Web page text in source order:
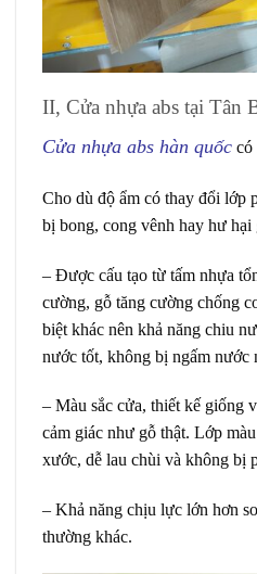
II, Cửa nhựa abs tại Tân
Cửa nhựa abs hàn quốc có
Cho dù độ ẩm có thay đổi lớp
bị bong, cong vênh hay hư hại
– Được cấu tạo từ tấm nhựa
cường, gỗ tăng cường chống
biệt khác nên khả năng chiu
nước tốt, không bị ngấm nước
– Màu sắc cửa, thiết kế giống
cảm giác như gỗ thật. Lớp
xước, dễ lau chùi và không bị
– Khả năng chịu lực lớn hơn
thường khác.